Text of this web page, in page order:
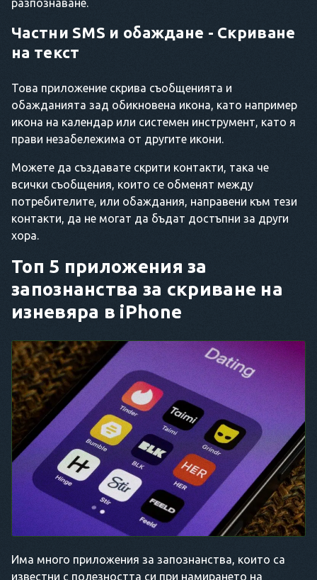
разпознаване.
Частни SMS и обаждане - Скриване
на текст
Това приложение скрива съобщенията и
обажданията зад обикновена икона, като например
икона на календар или системен инструмент, като я
прави незабележима от другите икони.
Можете да създавате скрити контакти, така че
всички съобщения, които се обменят между
потребителите, или обаждания, направени към тези
контакти, да не могат да бъдат достъпни за други
хора.
Топ 5 приложения за
запознанства за скриване на
изневяра в iPhone
Има много приложения за запознанства, които са
известни с полезността си при намирането на